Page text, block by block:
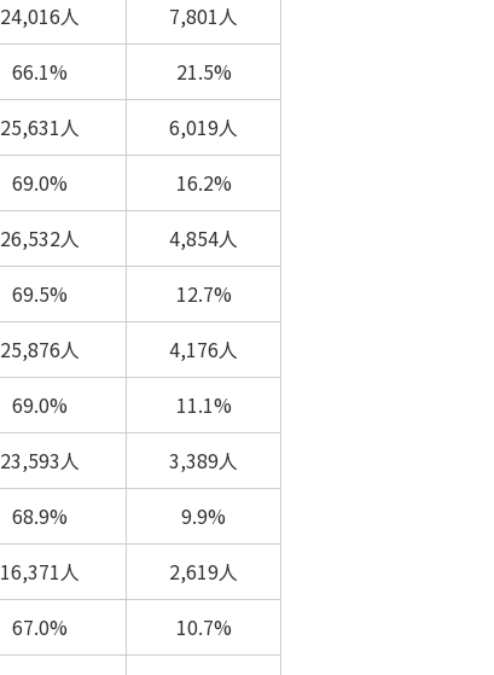
24,016人
7,801人
66.1% 21.5%
25,631人
6,019人
69.0% 16.2%
26,532人
4,854人
69.5% 12.7%
25,876人
4,176人
69.0% 11.1%
23,593人
3,389人
68.9% 9.9%
16,371人
2,619人
67.0% 10.7%